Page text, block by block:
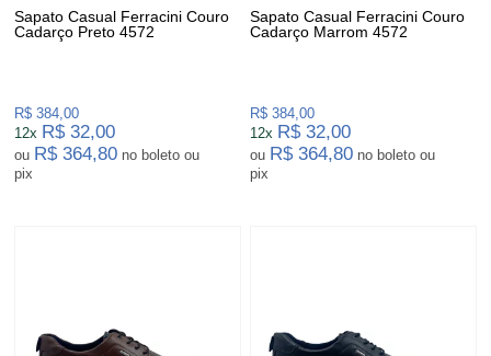
Sapato Casual Ferracini Couro
Cadarço Preto 4572
R$ 384,00
12x R$ 32,00
ou R$ 364,80 no boleto ou
pix
Sapato Casual Ferracini Couro
Cadarço Marrom 4572
R$ 384,00
12x R$ 32,00
ou R$ 364,80 no boleto ou
pix